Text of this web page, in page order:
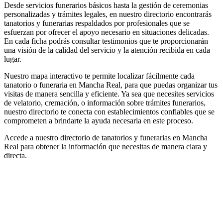
Desde servicios funerarios básicos hasta la gestión de ceremonias
personalizadas y trámites legales, en nuestro directorio encontrarás
tanatorios y funerarias respaldados por profesionales que se
esfuerzan por ofrecer el apoyo necesario en situaciones delicadas.
En cada ficha podrás consultar testimonios que te proporcionarán
una visión de la calidad del servicio y la atención recibida en cada
lugar.
Nuestro mapa interactivo te permite localizar fácilmente cada
tanatorio o funeraria en Mancha Real, para que puedas organizar tus
visitas de manera sencilla y eficiente. Ya sea que necesites servicios
de velatorio, cremación, o información sobre trámites funerarios,
nuestro directorio te conecta con establecimientos confiables que se
comprometen a brindarte la ayuda necesaria en este proceso.
Accede a nuestro directorio de tanatorios y funerarias en Mancha
Real para obtener la información que necesitas de manera clara y
directa.